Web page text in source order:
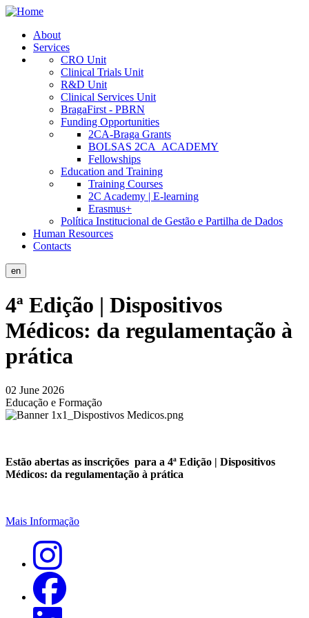
Skip
main
content
Public
About
Services
CRO Unit
Clinical Trials Unit
R&D Unit
Clinical Services Unit
BragaFirst - PBRN
Funding Opportunities
2CA-Braga Grants
BOLSAS 2CA_ACADEMY
Fellowships
Education and Training
Training Courses
2C Academy | E-learning
Erasmus+
Política Institucional de Gestão e Partilha de Dados
Human Resources
Contacts
en
4ª Edição | Dispositivos
Médicos: da regulamentação à
prática
02 June 2026
Educação e Formação
Estão abertas as inscrições para a 4ª Edição | Dispositivos
Médicos: da regulamentação à prática
Mais Informação